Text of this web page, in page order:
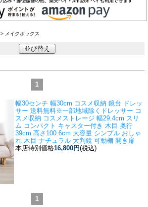
> メイクボックス
並び替え
1
幅30センチ 幅30cm コスメ収納 鏡台 ドレッ
サー 送料無料※一部地域除く ドレッサー コ
スメ収納 コスメストレージ 幅29.4cm スリ
ム コンパクト キャスター付き 木目 奥行
39cm 高さ100.6cm 大容量 シンプル おしゃ
れ 木目 ナチュラル 大判鏡 可動棚 開き扉
本店特別価格16,800円(税込)
1